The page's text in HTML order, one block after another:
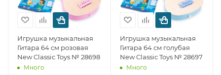
Игрушка музыкальная
Гитара 64 см розовая
New Classic Toys № 28698
Много
Игрушка музыкальная
Гитара 64 см голубая
New Classic Toys № 28697
Много